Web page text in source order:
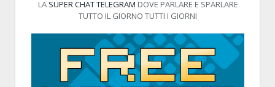
LA SUPER CHAT TELEGRAM DOVE PARLARE E SPARLARE
TUTTO IL GIORNO TUTTI I GIORNI